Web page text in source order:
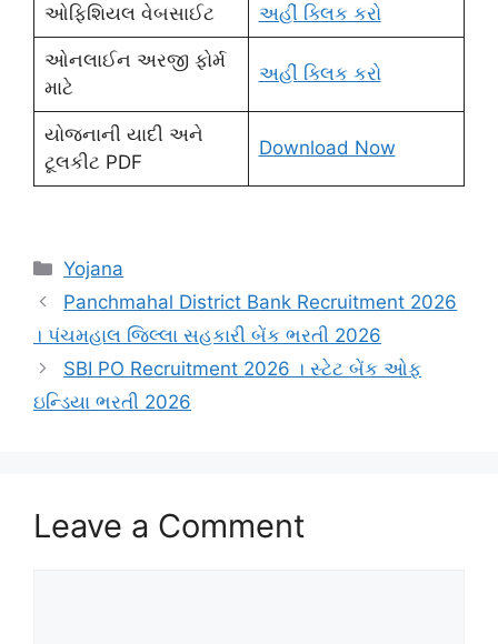
ઓફિશિયલ વેબસાઈટ અહીં ક્લિક કરો
ઓનલાઈન અરજી ફોર્મ
માટે
અહીં ક્લિક કરો
યોજનાની યાદી અને
ટૂલકીટ PDF
Download Now
Categories
Yojana
Panchmahal District Bank Recruitment 2026
। પંચમહાલ જિલ્લા સહકારી બેંક ભરતી 2026
SBI PO Recruitment 2026 । સ્ટેટ બેંક ઓફ
ઇન્ડિયા ભરતી 2026
Leave a Comment